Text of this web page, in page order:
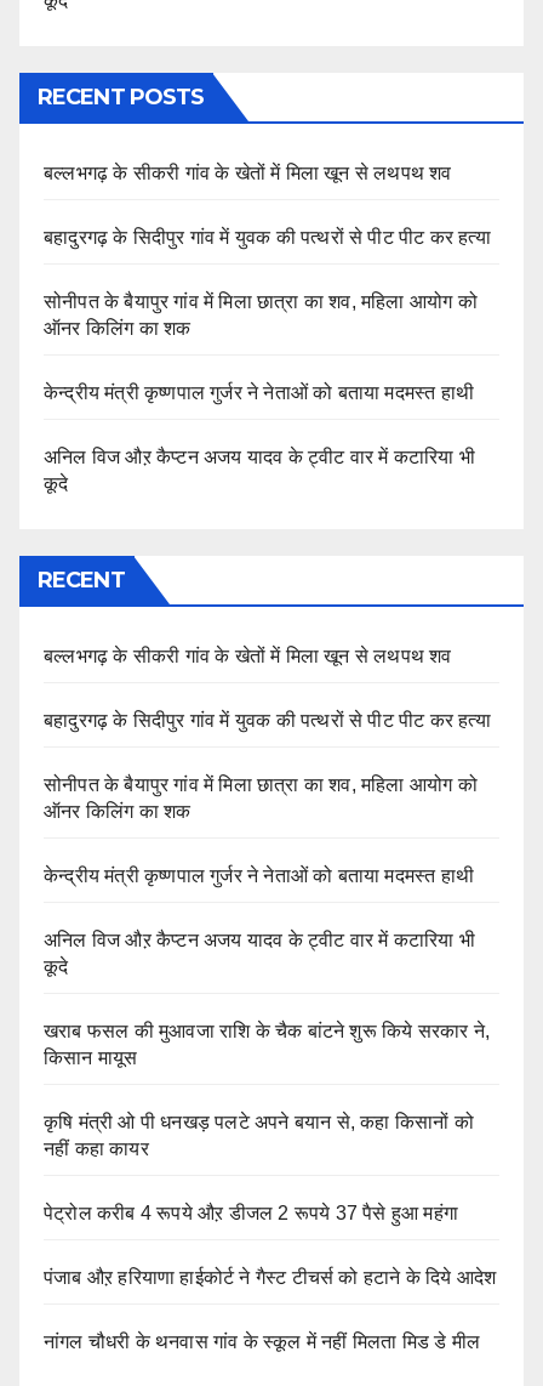
RECENT POSTS
बल्लभगढ़ के सीकरी गांव के खेतों में मिला खून से लथपथ शव
बहादुरगढ़ के सिदीपुर गांव में युवक की पत्थरों से पीट पीट कर हत्या
सोनीपत के बैयापुर गांव में मिला छात्रा का शव, महिला आयोग को
ऑनर किलिंग का शक
केन्द्रीय मंत्री कृष्णपाल गुर्जर ने नेताओं को बताया मदमस्त हाथी
अनिल विज औऱ कैप्टन अजय यादव के ट्वीट वार में कटारिया भी
कूदे
RECENT
बल्लभगढ़ के सीकरी गांव के खेतों में मिला खून से लथपथ शव
बहादुरगढ़ के सिदीपुर गांव में युवक की पत्थरों से पीट पीट कर हत्या
सोनीपत के बैयापुर गांव में मिला छात्रा का शव, महिला आयोग को
ऑनर किलिंग का शक
केन्द्रीय मंत्री कृष्णपाल गुर्जर ने नेताओं को बताया मदमस्त हाथी
अनिल विज औऱ कैप्टन अजय यादव के ट्वीट वार में कटारिया भी
कूदे
खराब फसल की मुआवजा राशि के चैक बांटने शुरू किये सरकार ने,
किसान मायूस
कृषि मंत्री ओ पी धनखड़ पलटे अपने बयान से, कहा किसानों को
नहीं कहा कायर
पेट्रोल करीब 4 रूपये औऱ डीजल 2 रूपये 37 पैसे हुआ महंगा
पंजाब औऱ हरियाणा हाईकोर्ट ने गैस्ट टीचर्स को हटाने के दिये आदेश
नांगल चौधरी के थनवास गांव के स्कूल में नहीं मिलता मिड डे मील